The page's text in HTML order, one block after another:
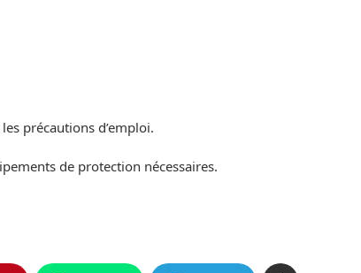
précautions d’emploi.
de protection nécessaires.